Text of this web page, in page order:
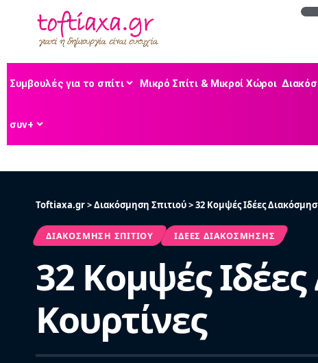
Συμβουλές για το σπίτι Μικρό Σπίτι & Μικροί Χώροι
συν+
Toftiaxa.gr>Διακόσμηση Σπιτιού>32 Κομψές Ιδέες
ΔΙΑΚΌΣΜΗΣΗ ΣΠΙΤΙΟΎ ΙΔΈΕΣ ΔΙΑΚΌΣΜΗΣΗΣ
32 Κομψές
Κουρτίνες